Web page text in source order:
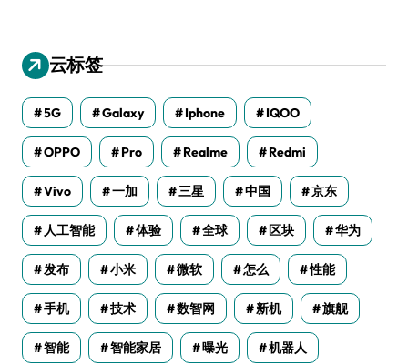
云标签
5G Galaxy Iphone IQOO
OPPO Pro Realme Redmi
Vivo 一加 三星 中国 京东
人工智能 体验 全球 区块 华为
发布 小米 微软 怎么 性能
手机 技术 数智网 新机 旗舰
智能 智能家居 曝光 机器人